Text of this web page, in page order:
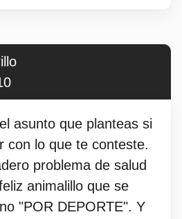
asunto que planteas si
con lo que te conteste.
problema de salud
animalillo que se
"POR DEPORTE". Y